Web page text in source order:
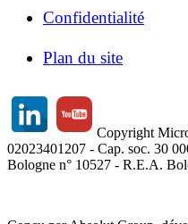
Confidentialité
Plan du site
Copyright
02023401207 - Cap. soc. 30
Bologne n° 10527 - R.E.A.